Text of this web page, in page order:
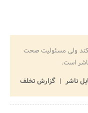
ولی مسئولیت صحت
است.
ناشر
گزارش تخلف